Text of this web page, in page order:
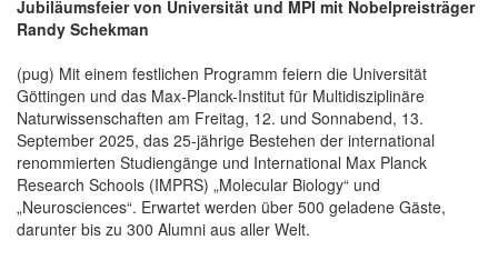
Jubiläumsfeier von Universität und MPI mit Nobelpreisträger
Randy Schekman
(pug) Mit einem festlichen Programm feiern die Universität
Göttingen und das Max-Planck-Institut für Multidisziplinäre
Naturwissenschaften am Freitag, 12. und Sonnabend, 13.
September 2025, das 25-jährige Bestehen der international
renommierten Studiengänge und International Max Planck
Research Schools (IMPRS) „Molecular Biology“ und
„Neurosciences“. Erwartet werden über 500 geladene Gäste,
darunter bis zu 300 Alumni aus aller Welt.